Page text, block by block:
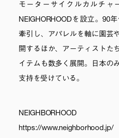
モーターサイクルカルチャ
NEIGHORHOODを設立。90
牽引し、アパレルを軸に園芸
開するほか、アーティストた
イテムも数多く展開。日本の
支持を受けている。
NEIGHBORHOOD
https://www.neighborhood.jp/